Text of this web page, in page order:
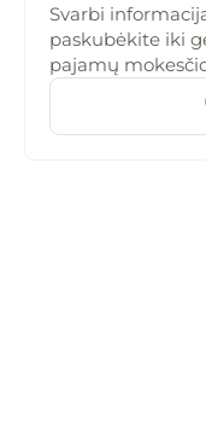
Svarbi
paskubėkite iki
pajamų